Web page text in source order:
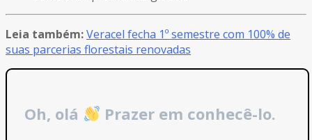
Leia também:Veracel fecha 1º semestre com 100% de
suas parcerias florestais renovadas
Oh, olá Prazer em conhecê-lo.